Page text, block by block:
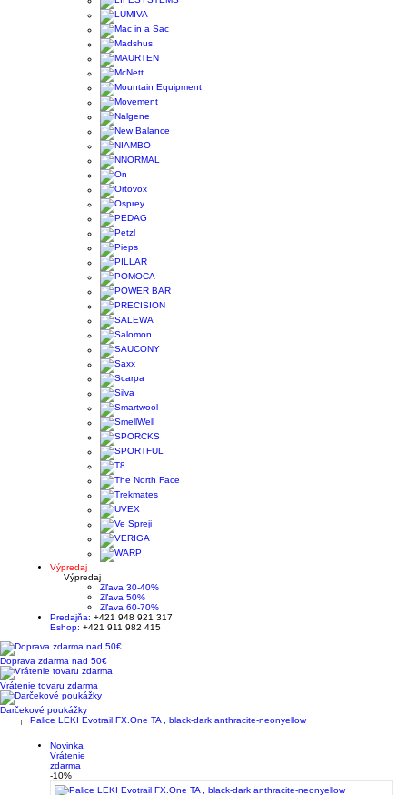
Výpredaj
Výpredaj
Zľava 30-40%
Zľava 50%
Zľava 60-70%
Predajňa: +421 948 921 317
Eshop: +421 911 982 415
Doprava zdarma nad 50€
Vrátenie tovaru zdarma
Darčekové poukážky
Palice LEKI Evotrail FX.One TA , black-dark anthracite-neonyellow
Novinka
Vrátenie
zdarma
-10%